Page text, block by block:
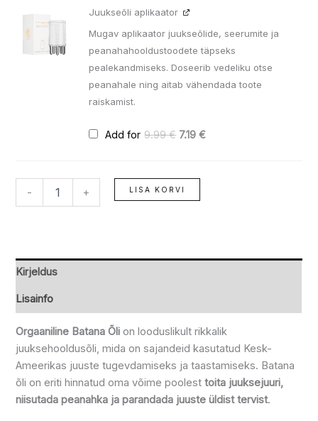
Juukseõli aplikaator
Mugav aplikaator juukseõlide, seerumite ja
peanahahooldustoodete täpseks
pealekandmiseks. Doseerib vedeliku otse
peanahale ning aitab vähendada toote
raiskamist.
Add for 9.99€
Algne
hind
oli:
9.99 €.
7.19€
on:
7.19 €.
- + LISA KORVI
Kirjeldus
Lisainfo
Orgaaniline Batana Õli on looduslikult rikkalik
juuksehooldusõli, mida on sajandeid kasutatud Kesk-
Ameerikas juuste tugevdamiseks ja taastamiseks. Batana
õli on eriti hinnatud oma võime poolesttoita juuksejuuri,
niisutada peanahka ja parandada juuste üldist tervist.